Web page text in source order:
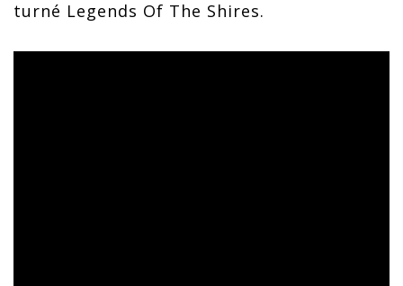
turné Legends Of The Shires.